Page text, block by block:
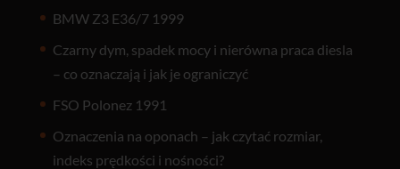
BMW Z3 E36/7 1999
Czarny dym, spadek mocy i nierówna praca diesla
– co oznaczają i jak je ograniczyć
FSO Polonez 1991
Oznaczenia na oponach – jak czytać rozmiar,
indeks prędkości i nośności?